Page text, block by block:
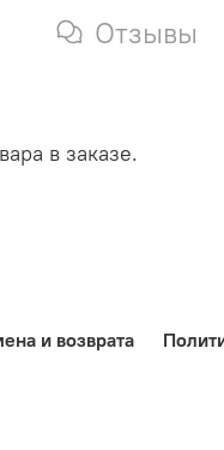
Отзывы
в заказе.
и возврата